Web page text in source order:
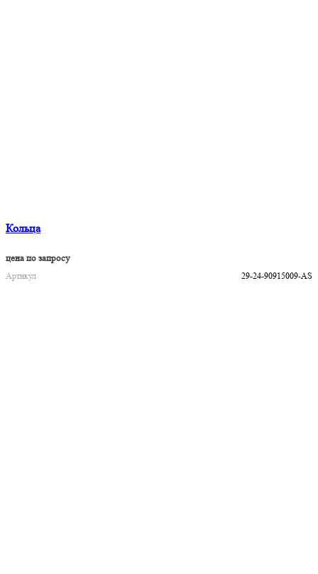
Кольца
цена по запросу
Артикул
29-24-90915009-AS